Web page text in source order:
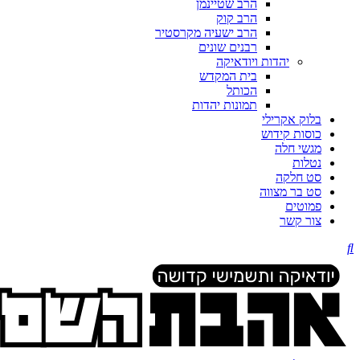
הרב שטיינמן
הרב קוק
הרב ישעיה מקרסטיר
רבנים שונים
יהדות ויודאיקה
בית המקדש
הכותל
תמונות יהדות
בלוק אקרילי
כוסות קידוש
מגשי חלה
נטלות
סט חלקה
סט בר מצווה
פמוטים
צור קשר